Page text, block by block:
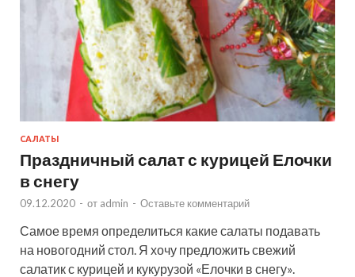
САЛАТЫ
Праздничный салат с курицей Елочки
в снегу
09.12.2020 - от admin - Оставьте комментарий
Самое время определиться какие салаты подавать
на новогодний стол. Я хочу предложить свежий
салатик с курицей и кукурузой «Елочки в снегу».